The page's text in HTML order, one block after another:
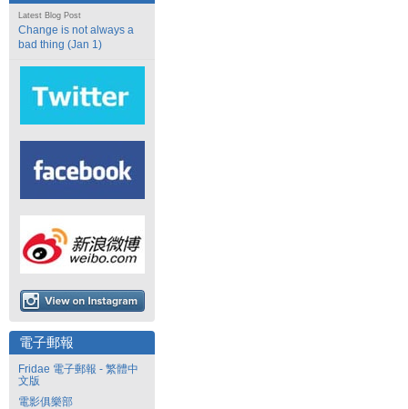
Latest Blog Post
Change is not always a
bad thing (Jan 1)
電子郵報
Fridae 電子郵報 - 繁體中
文版
電影俱樂部